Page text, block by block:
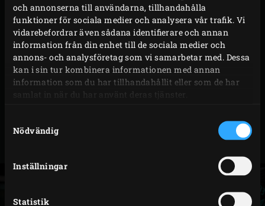
och annonserna till användarna, tillhandahålla
funktioner för sociala medier och analysera vår trafik. Vi
vidarebefordrar även sådana identifierare och annan
information från din enhet till de sociala medier och
annons- och analysföretag som vi samarbetar med. Dessa
kan i sin tur kombinera informationen med annan
information som du har tillhandahållit eller som de har
samlat in när du har använt deras tjänster.
Nödvändig
Inställningar
Statistik
Handtagens storlek är utformade för händer med
handskar
Modeller Kod
XLarge